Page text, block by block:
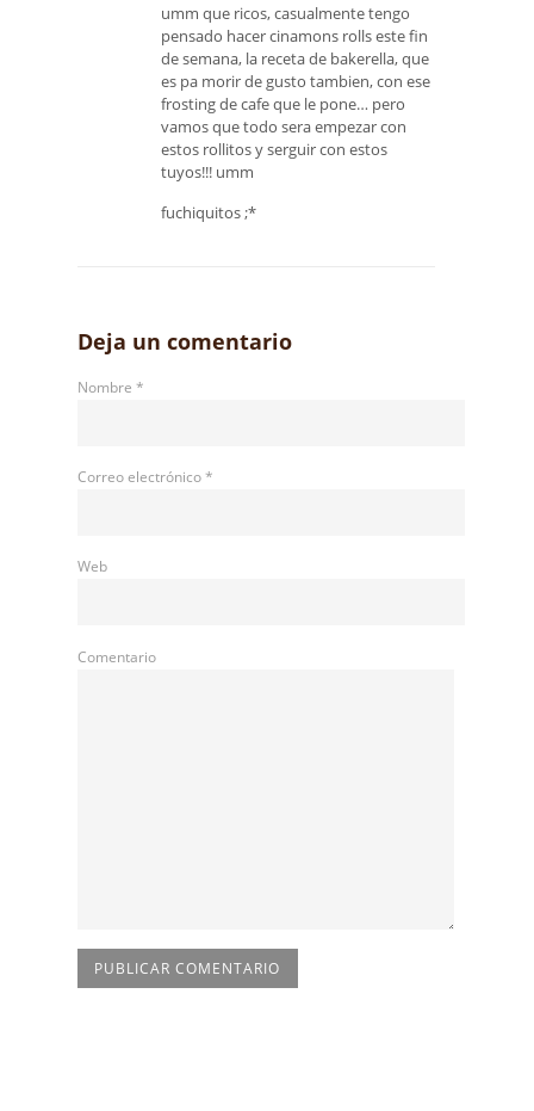
umm que ricos, casualmente tengo
pensado hacer cinamons rolls este fin
de semana, la receta de bakerella, que
es pa morir de gusto tambien, con ese
frosting de cafe que le pone… pero
vamos que todo sera empezar con
estos rollitos y serguir con estos
tuyos!!! umm
fuchiquitos ;*
Deja un comentario
Nombre *
Correo electrónico*
Web
Comentario